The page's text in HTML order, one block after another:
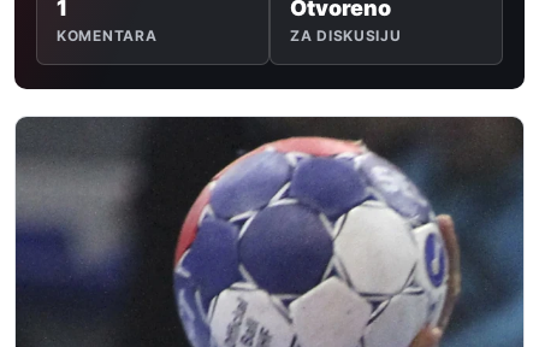
1
KOMENTARA
Otvoreno
ZA DISKUSIJU